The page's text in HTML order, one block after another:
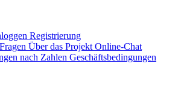
Registrierung
Über das Projekt Online-Chat
nach Zahlen Geschäftsbedingungen